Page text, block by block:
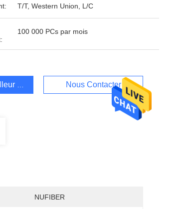
T/T, Western Union, L/C
100 000 PCs par mois
Prix Nous Contacter
NUFIBER